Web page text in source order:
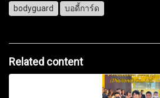
bodyguard บอดี้การ์ด
Related content